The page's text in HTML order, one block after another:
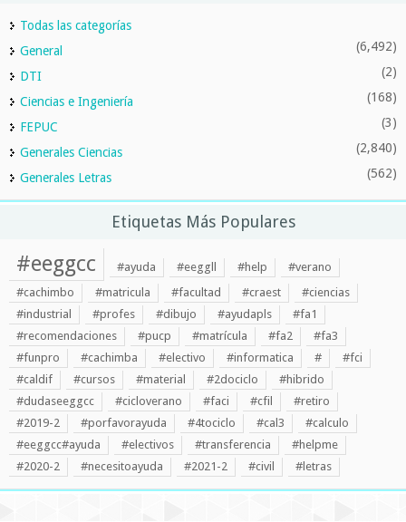
Todas las categorías
General
(6,492)
DTI (2)
Ciencias e Ingeniería (168)
FEPUC (3)
Generales Ciencias (2,840)
Generales Letras (562)
Etiquetas Más Populares
#eeggcc #ayuda #eeggll #help
#verano
#cachimbo
#matricula #facultad #craest
#ciencias
#industrial
#profes #dibujo #ayudapls
#fa1
#recomendaciones
#pucp #matrícula #fa2
#fa3
#funpro
#cachimba #electivo #informatica #
#fci
#caldif
#cursos #material #2dociclo
#hibrido
#dudaseeggcc
#cicloverano #faci #cfil
#retiro
#2019-2
#porfavorayuda #4tociclo #cal3
#calculo
#eeggcc#ayuda
#electivos #transferencia
#helpme
#2020-2
#necesitoayuda #2021-2 #civil #letras